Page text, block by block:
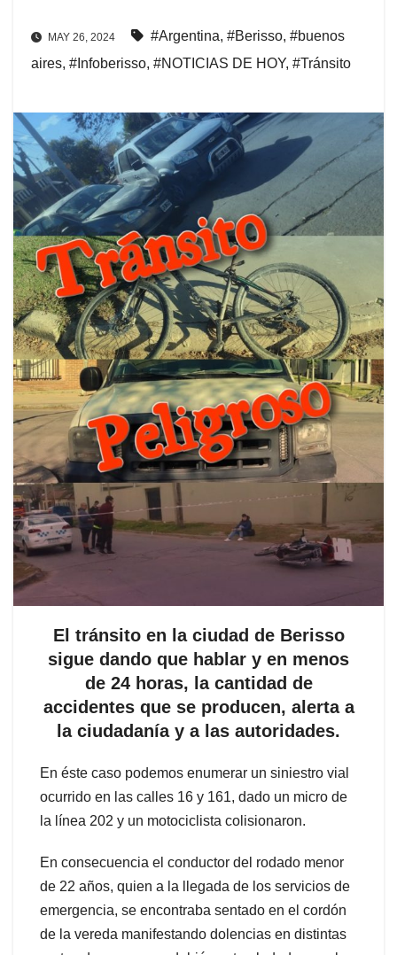
MAY 26, 2024 #Argentina, #Berisso, #buenos
aires, #Infoberisso, #NOTICIAS DE HOY, #Tránsito
El tránsito en la ciudad de Berisso
sigue dando que hablar y en menos
de 24 horas, la cantidad de
accidentes que se producen, alerta a
la ciudadanía y a las autoridades.
En éste caso podemos enumerar un siniestro vial
ocurrido en las calles 16 y 161, dado un micro de
la línea 202 y un motociclista colisionaron.
En consecuencia el conductor del rodado menor
de 22 años, quien a la llegada de los servicios de
emergencia, se encontraba sentado en el cordón
de la vereda manifestando dolencias en distintas